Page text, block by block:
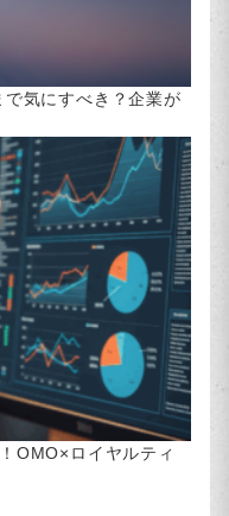
気にすべき？企業が
OMO×ロイヤルティ